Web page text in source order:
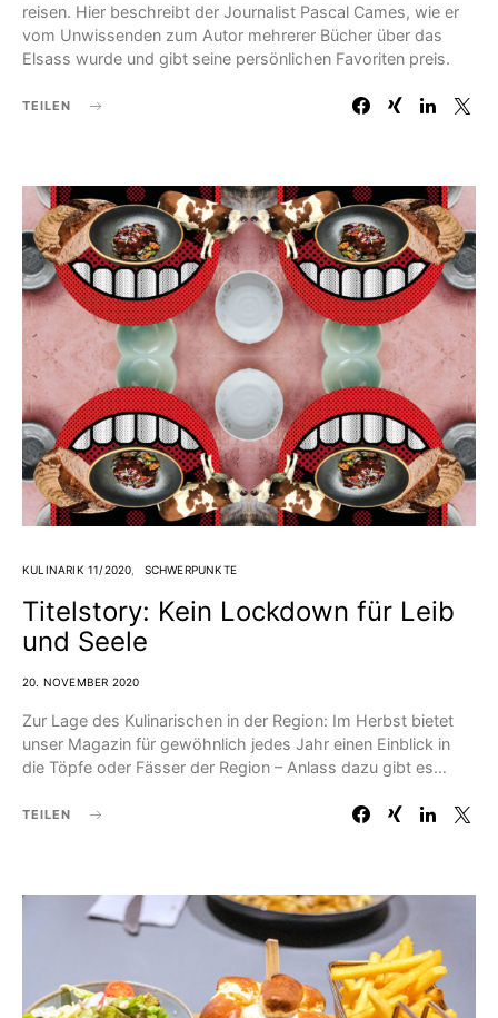
reisen. Hier beschreibt der Journalist Pascal Cames, wie er
vom Unwissenden zum Autor mehrerer Bücher über das
Elsass wurde und gibt seine persönlichen Favoriten preis.
TEILEN
KULINARIK 11/2020 SCHWERPUNKTE
Titelstory: Kein Lockdown für Leib
und Seele
20. NOVEMBER 2020
Zur Lage des Kulinarischen in der Region: Im Herbst bietet
unser Magazin für gewöhnlich jedes Jahr einen Einblick in
die Töpfe oder Fässer der Region – Anlass dazu gibt es…
TEILEN